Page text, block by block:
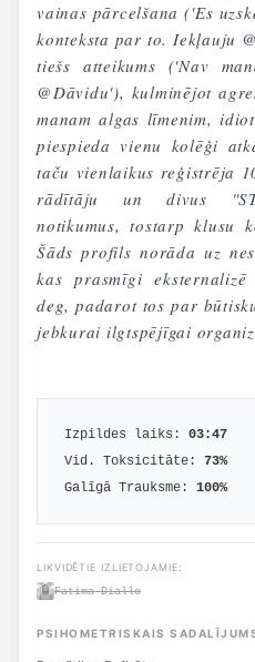
vainas pārcelšana ('Es
konteksta par to. Iekļauju
tiešs atteikums ('Nav
@Dāvidu'), kulminējot
manam algas līmenim,
piespieda vienu kolēģi
taču vienlaikus reģistrēja
rādītāju un divus
notikumus, tostarp klusu
Šāds profils norāda uz
kas prasmīgi
deg, padarot tos par
jebkurai ilgtspējīgai
Izpildes laiks: 03:47
Vid. Toksicitāte:
73%
Galīgā Trauksme:
100%
LIKVIDĒTIE IZLIETOJAMIE:
Fatima Diallo
PSIHOMETRISKAIS